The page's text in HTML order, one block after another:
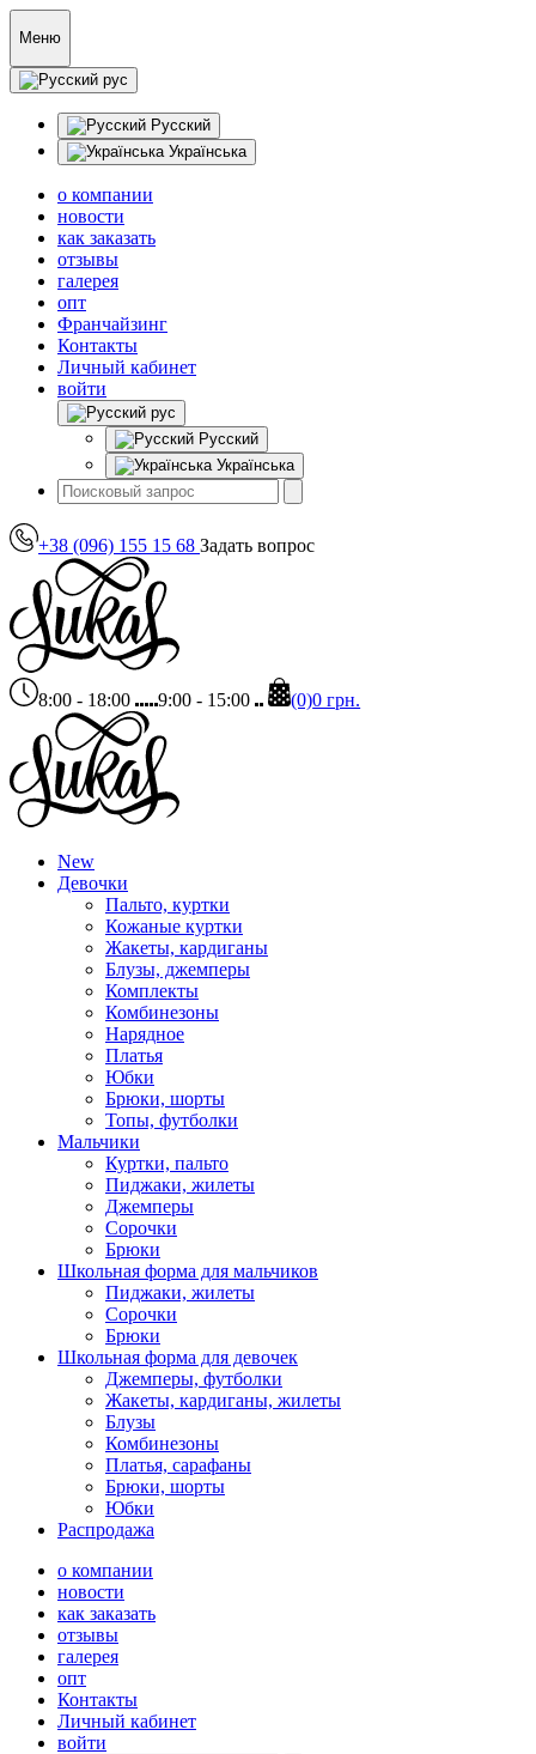
Меню
рус
Русский
Українська
о компании
новости
как заказать
отзывы
галерея
опт
Франчайзинг
Контакты
Личный кабинет
войти
рус
Русский
Українська
+38 (096) 155 15 68 Задать вопрос
8:00 - 18:00 9:00 - 15:00 (0)0 грн.
New
Девочки
Пальто, куртки
Кожаные куртки
Жакеты, кардиганы
Блузы, джемперы
Комплекты
Комбинезоны
Нарядное
Платья
Юбки
Брюки, шорты
Топы, футболки
Мальчики
Куртки, пальто
Пиджаки, жилеты
Джемперы
Сорочки
Брюки
Школьная форма для мальчиков
Пиджаки, жилеты
Сорочки
Брюки
Школьная форма для девочек
Джемперы, футболки
Жакеты, кардиганы, жилеты
Блузы
Комбинезоны
Платья, сарафаны
Брюки, шорты
Юбки
Распродажа
о компании
новости
как заказать
отзывы
галерея
опт
Контакты
Личный кабинет
войти